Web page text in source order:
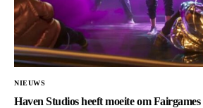
NIEUWS
Haven Studios heeft moeite om